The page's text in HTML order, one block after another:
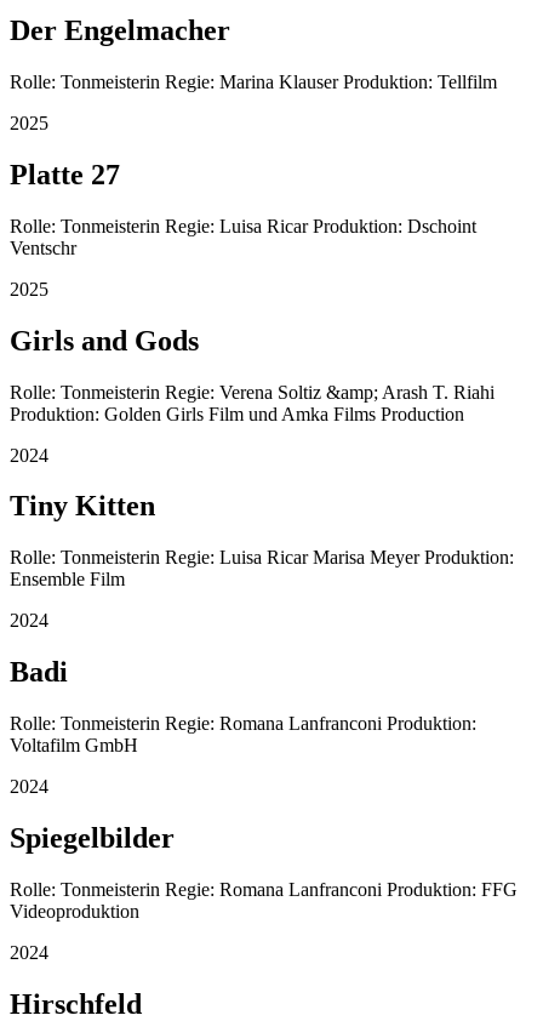
Der Engelmacher
Rolle: Tonmeisterin Regie: Marina Klauser Produktion: Tellfilm
2025
Platte 27
Rolle: Tonmeisterin Regie: Luisa Ricar Produktion: Dschoint
Ventschr
2025
Girls and Gods
Rolle: Tonmeisterin Regie: Verena Soltiz &amp; Arash T. Riahi
Produktion: Golden Girls Film und Amka Films Production
2024
Tiny Kitten
Rolle: Tonmeisterin Regie: Luisa Ricar Marisa Meyer Produktion:
Ensemble Film
2024
Badi
Rolle: Tonmeisterin Regie: Romana Lanfranconi Produktion:
Voltafilm GmbH
2024
Spiegelbilder
Rolle: Tonmeisterin Regie: Romana Lanfranconi Produktion: FFG
Videoproduktion
2024
Hirschfeld